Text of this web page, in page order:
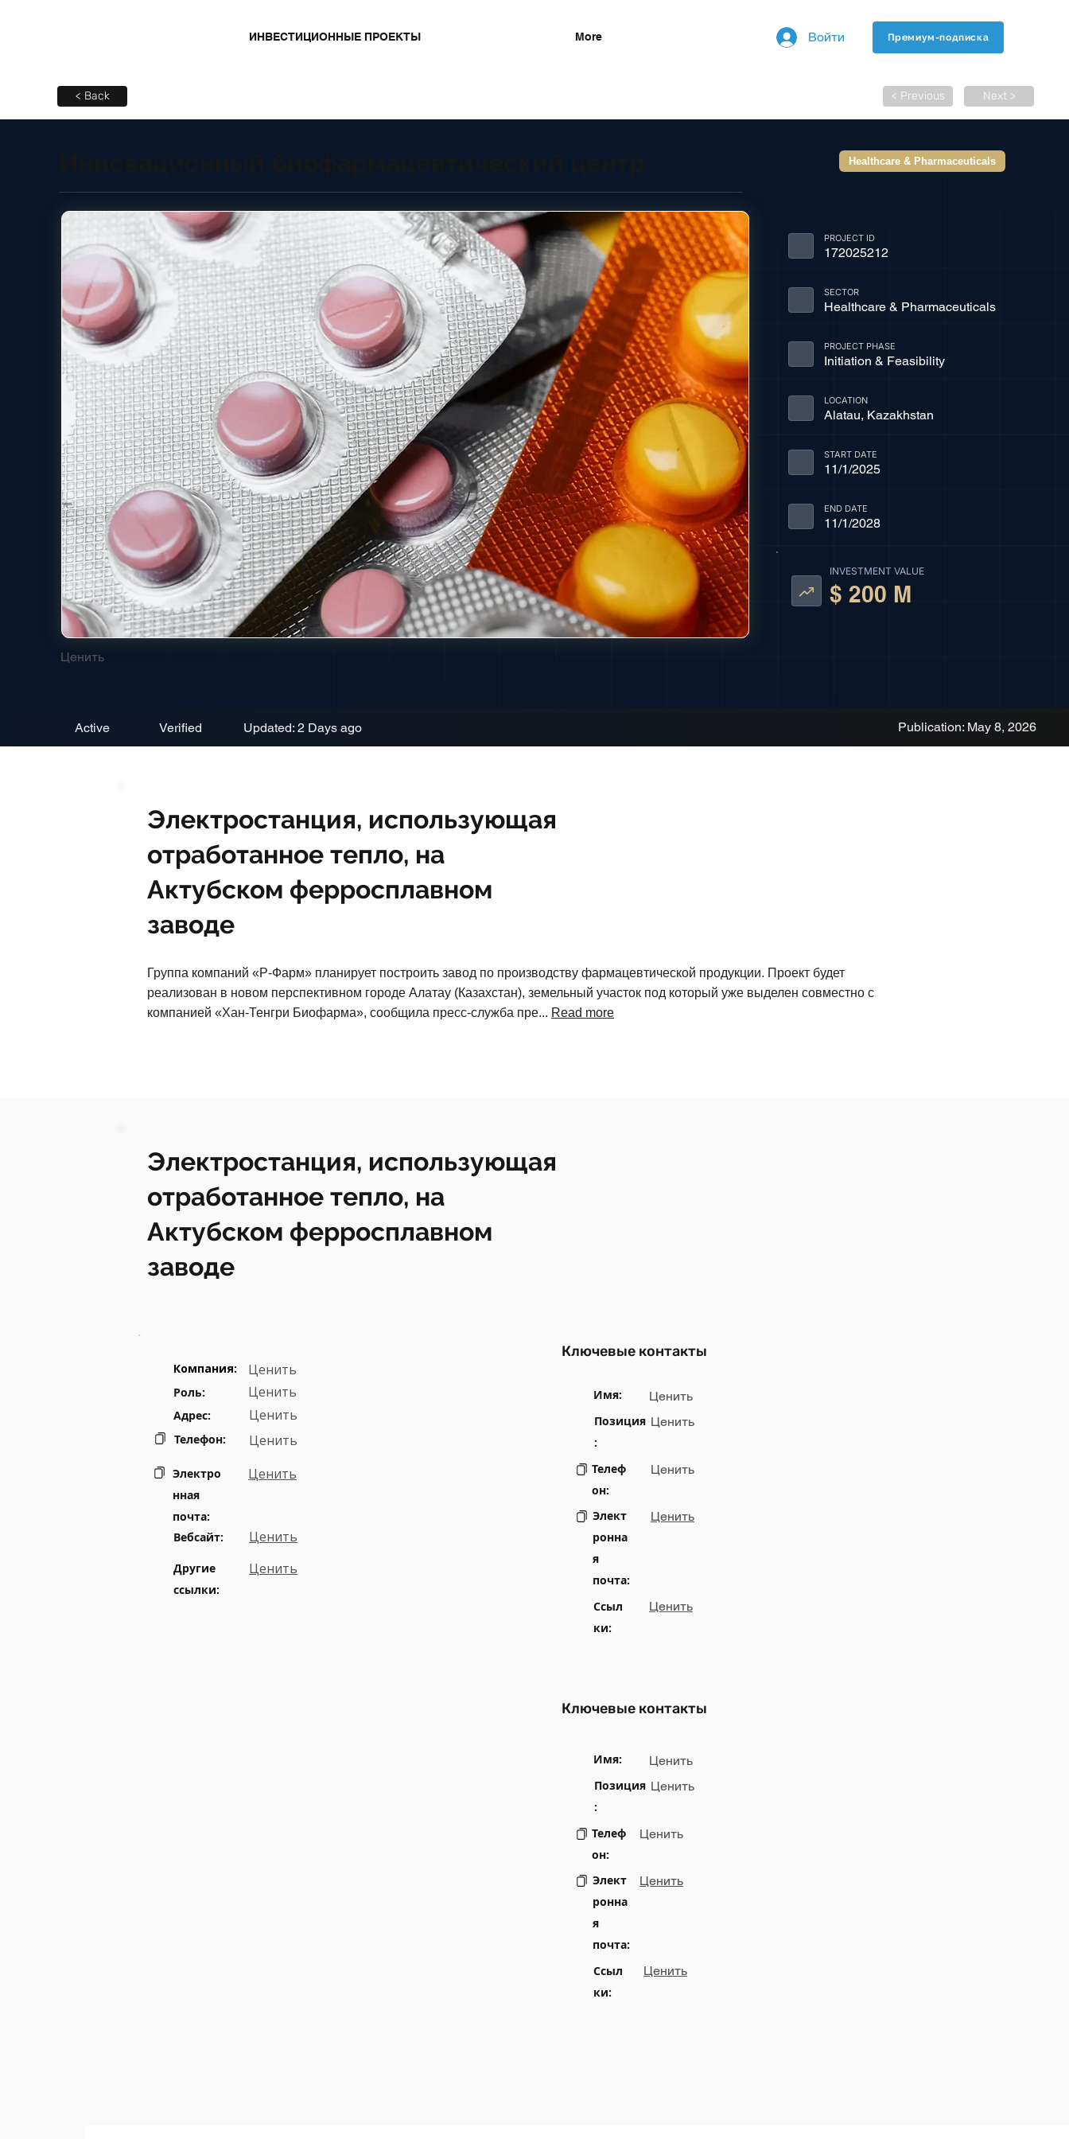
ИНВЕСТИЦИОННЫЕ ПРОЕКТЫ More Войти Премиум-подписка
< Back < Previous Next >
Healthcare & Pharmaceuticals
Ценить
PROJECT ID
172025212
SECTOR
Healthcare & Pharmaceuticals
PROJECT PHASE
Initiation & Feasibility
LOCATION
Alatau, Kazakhstan
START DATE
11/1/2025
END DATE
11/1/2028
INVESTMENT VALUE
$ 200 M
Active Verified Updated: 2 Days ago Publication: May 8, 2026
Электростанция, использующая
отработанное тепло, на
Актубском ферросплавном
заводе
Группа компаний «Р-Фарм» планирует построить завод по производству фармацевтической продукции. Проект будет
реализован в новом перспективном городе Алатау (Казахстан), земельный участок под который уже выделен совместно с
компанией «Хан-Тенгри Биофарма», сообщила пресс-служба пре... Read more
Электростанция, использующая
отработанное тепло, на
Актубском ферросплавном
заводе
Компания: Ценить
Роль: Ценить
Адрес: Ценить
Телефон: Ценить
Электро
нная
почта:
Ценить
Другие
ссылки:
Ценить
Вебсайт: Ценить
Ключевые контакты
Имя:
Ценить
Позиция
:
Ценить
Телеф
он:
Ценить
Элект
ронна
я
почта:
Ценить
Ссыл
ки:
Ценить
Ключевые контакты
Имя:
Ценить
Позиция
:
Ценить
Телеф
он:
Ценить
Элект
ронна
я
почта:
Ценить
Ссыл
ки:
Ценить